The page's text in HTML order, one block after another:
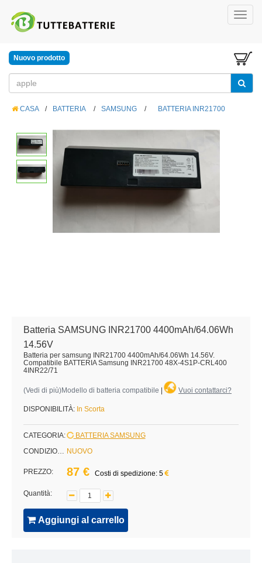
Nuovo prodotto
CASA / BATTERIA / SAMSUNG / BATTERIA INR21700
Batteria SAMSUNG INR21700 4400mAh/64.06Wh
14.56V
Batteria per samsung INR21700 4400mAh/64.06Wh 14.56V.
Compatibile BATTERIA Samsung INR21700 48X-4S1P-CRL400
4INR22/71
(Vedi di più)Modello di batteria compatibile Vuoi contattarci?
DISPONIBILITÀ: In Scorta
CATEGORIA:
BATTERIA SAMSUNG
CONDIZIONE: NUOVO
PREZZO: 87 € Costi di spedizione: 5
Quantità:
Aggiungi al carrello